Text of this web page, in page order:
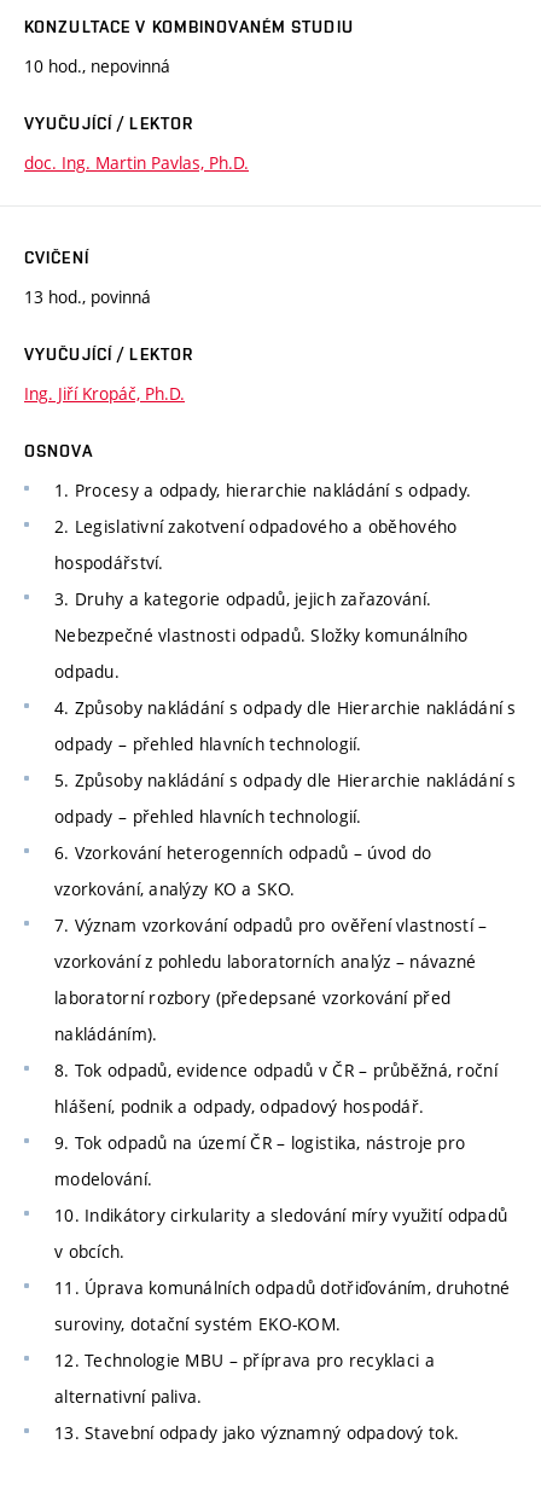
KONZULTACE V KOMBINOVANÉM STUDIU
10 hod., nepovinná
VYUČUJÍCÍ / LEKTOR
doc. Ing. Martin Pavlas, Ph.D.
CVIČENÍ
13 hod., povinná
VYUČUJÍCÍ / LEKTOR
Ing. Jiří Kropáč, Ph.D.
OSNOVA
1. Procesy a odpady, hierarchie nakládání s odpady.
2. Legislativní zakotvení odpadového a oběhového
hospodářství.
3. Druhy a kategorie odpadů, jejich zařazování.
Nebezpečné vlastnosti odpadů. Složky komunálního
odpadu.
4. Způsoby nakládání s odpady dle Hierarchie nakládání s
odpady – přehled hlavních technologií.
5. Způsoby nakládání s odpady dle Hierarchie nakládání s
odpady – přehled hlavních technologií.
6. Vzorkování heterogenních odpadů – úvod do
vzorkování, analýzy KO a SKO.
7. Význam vzorkování odpadů pro ověření vlastností –
vzorkování z pohledu laboratorních analýz – návazné
laboratorní rozbory (předepsané vzorkování před
nakládáním).
8. Tok odpadů, evidence odpadů v ČR – průběžná, roční
hlášení, podnik a odpady, odpadový hospodář.
9. Tok odpadů na území ČR – logistika, nástroje pro
modelování.
10. Indikátory cirkularity a sledování míry využití odpadů
v obcích.
11. Úprava komunálních odpadů dotřiďováním, druhotné
suroviny, dotační systém EKO-KOM.
12. Technologie MBU – příprava pro recyklaci a
alternativní paliva.
13. Stavební odpady jako významný odpadový tok.